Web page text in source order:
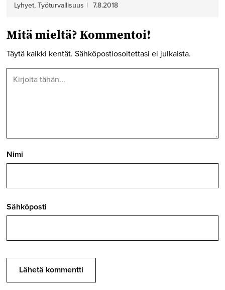
Lyhyet, Työturvallisuus | 7.8.2018
Mitä mieltä? Kommentoi!
Täytä kaikki kentät. Sähköpostiosoitettasi ei julkaista.
Nimi
Sähköposti